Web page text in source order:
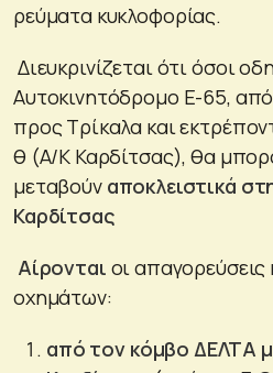
ρεύματα κυκλοφορίας.
Διευκρινίζεται ότι όσοι
Αυτοκινητόδρομο Ε-65,
προς Τρίκαλα και
θ (Α/Κ Καρδίτσας), θα
μεταβούν αποκλειστικά
Καρδίτσας
Αίρονται οι
οχημάτων:
από τον κόμβο ΔΕΛΤΑ